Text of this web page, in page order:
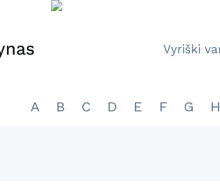
Vyriški
A B C D E F G H